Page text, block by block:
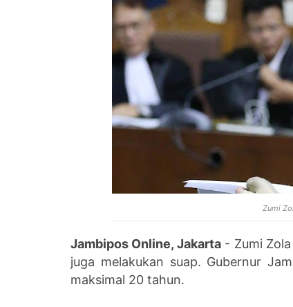
Zumi
Jambipos Online, Jakarta - Zumi
juga melakukan suap. Gubernur
maksimal 20 tahun.